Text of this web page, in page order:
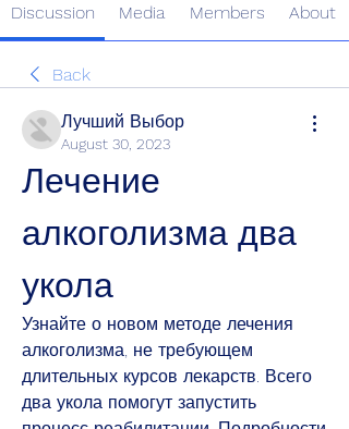
Discussion Media Members About
Back
Лучший Выбор
August 30, 2023
Лечение
алкоголизма два
укола
Узнайте о новом методе лечения
алкоголизма, не требующем
длительных курсов лекарств. Всего
два укола помогут запустить